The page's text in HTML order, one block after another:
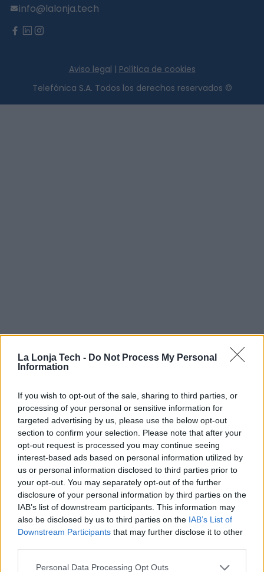
La Lonja Tech - Do Not Process My Personal
Information
If you wish to opt-out of the sale, sharing to third parties, or
processing of your personal or sensitive information for
targeted advertising by us, please use the below opt-out
section to confirm your selection. Please note that after your
opt-out request is processed you may continue seeing
interest-based ads based on personal information utilized by
us or personal information disclosed to third parties prior to
your opt-out. You may separately opt-out of the further
disclosure of your personal information by third parties on the
IAB’s list of downstream participants. This information may
also be disclosed by us to third parties on the IAB’s List of
Downstream Participants that may further disclose it to other
Personal Data Processing Opt Outs
info@lalonja.tech
twitter
facebook
linkedin
Aviso legal | Política de cookies
Telefónica S.A. Todos los derechos reservados ©